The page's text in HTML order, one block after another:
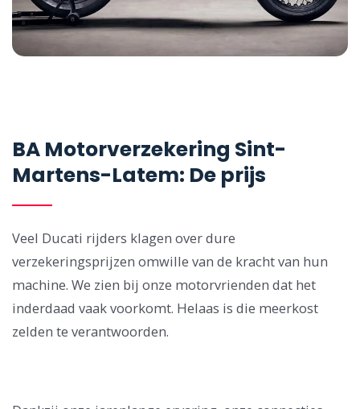
BA Motorverzekering Sint-
Martens-Latem: De prijs
Veel Ducati rijders klagen over dure
verzekeringsprijzen omwille van de kracht van hun
machine. We zien bij onze motorvrienden dat het
inderdaad vaak voorkomt. Helaas is die meerkost
zelden te verantwoorden.